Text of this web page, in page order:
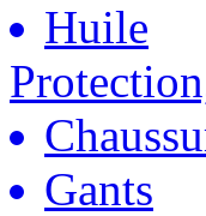
Huile
Gants